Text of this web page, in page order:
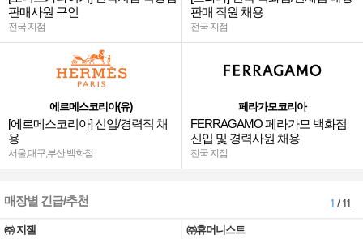
판매사원 구인
전국 지점
에르메스코리아(유)
[에르메스코리아] 신입/경력직 채
용
서울,대구,부산 백화점
판매 직원 채용
전국 지점
페라가모코리아
FERRAGAMO 페라가모 백화점
신입 및 경력사원 채용
전국 지점
매장별 긴급/추천 1/ 11
㈜ 지젤 ㈜휴머니스트